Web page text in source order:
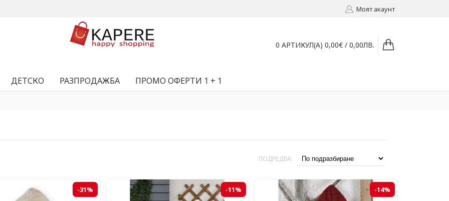
Моят акаунт
0 АРТИКУЛ(А) 0,00€ / 0,00ЛВ.
ДЕТСКО РАЗПРОДАЖБА ПРОМО ОФЕРТИ 1 + 1
ПОДРЕДБА:
-31% -11% -14%